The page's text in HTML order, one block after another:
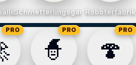
SchmetterlingsgartenRoboterfabrik
PRO
🧙
PRO
🍄
PRO